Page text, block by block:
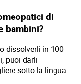
di
bambini?
dissolverli in 100
puoi darli
sotto la lingua.